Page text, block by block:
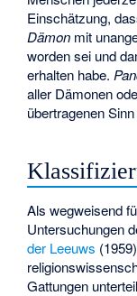
Einschätzung,
Dämon mit
worden sei und
erhalten habe.
aller Dämonen
übertragenen
Als wegweisend
Untersuchungen
der Leeuws
Gattungen